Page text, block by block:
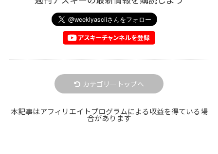
カテゴリートップへ
本記事はアフィリエイトプログラムによる収益を得ている場
合があります